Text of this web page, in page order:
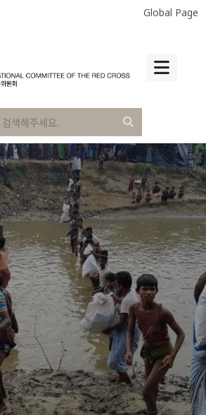
Global Page